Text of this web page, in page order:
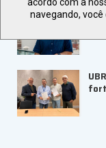
navegando, você